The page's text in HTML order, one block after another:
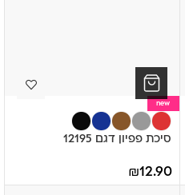
new
סיכת פפיון דגם 12195
12.90
₪